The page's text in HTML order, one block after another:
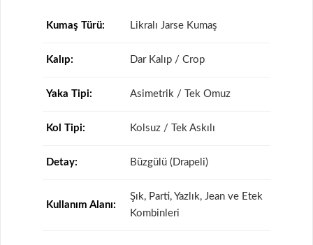
Kumaş Türü: Likralı Jarse Kumaş
Kalıp: Dar Kalıp / Crop
Yaka Tipi: Asimetrik / Tek Omuz
Kol Tipi: Kolsuz / Tek Askılı
Detay: Büzgülü (Drapeli)
Kullanım Alanı:
Şık, Parti, Yazlık, Jean ve Etek
Kombinleri